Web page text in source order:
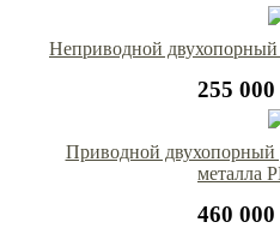
Неприводной
255 000
Приводной двухопорный
металла
460 000